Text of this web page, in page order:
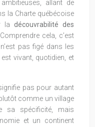
allant de
la Charte québécoise
la découvrabilité des
cela, c’est
pas figé dans les
vivant, quotidien, et
pas pour autant
comme un village
sa spécificité, mais
et un continent